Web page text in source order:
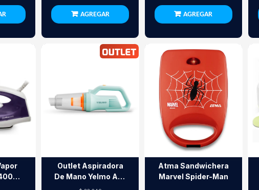
AGREGAR AGREGAR
Outlet Aspiradora
De Mano Yelmo As-
3240 Recargable
Atma Sandwichera
Marvel Spider-Man